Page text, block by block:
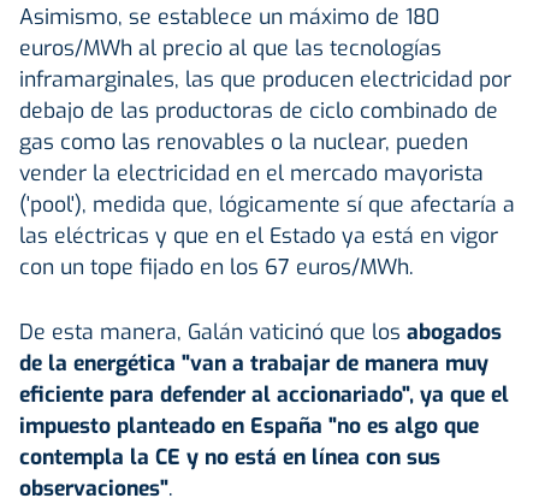
Asimismo, se establece un máximo de 180
euros/MWh al precio al que las tecnologías
inframarginales, las que producen electricidad por
debajo de las productoras de ciclo combinado de
gas como las renovables o la nuclear, pueden
vender la electricidad en el mercado mayorista
('pool'), medida que, lógicamente sí que afectaría a
las eléctricas y que en el Estado ya está en vigor
con un tope fijado en los 67 euros/MWh.
De esta manera, Galán vaticinó que los abogados
de la energética "van a trabajar de manera muy
eficiente para defender al accionariado", ya que el
impuesto planteado en España "no es algo que
contempla la CE y no está en línea con sus
observaciones".